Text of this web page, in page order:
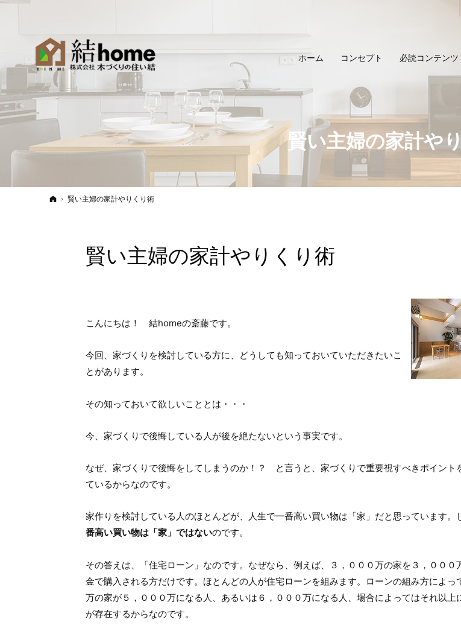
賢い主婦の家計や
ホーム
賢い主婦の家計やりくり術
賢い主婦の家計やりくり術
こんにちは！ 結homeの斎藤です。
今回、家づくりを検討している方に、どうしても知っておいていただきたいこ
とがあります。
その知っておいて欲しいこととは・・・
今、家づくりで後悔している人が後を絶たないという事実です。
なぜ、家づくりで後悔をしてしまうのか！？ と言うと、家づくりで重要視すべきポイント
ているからなのです。
家作りを検討している人のほとんどが、人生で一番高い買い物は「家」だと思っています。
番高い買い物は「家」ではないのです。
その答えは、「住宅ローン」なのです。なぜなら、例えば、３，０００万の家を３，０００
金で購入される方だけです。ほとんどの人が住宅ローンを組みます。ローンの組み方によっ
万の家が５，０００万になる人、あるいは６，０００万になる人、場合によってはそれ以上
が存在するからなのです。
ホーム コンセプト 必読コンテンツ